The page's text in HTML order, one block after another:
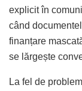
explicit în
când
finanțare
se lărgește
La fel de